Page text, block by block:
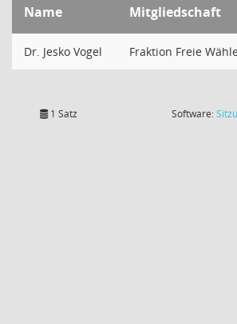
Name Mitgliedschaft
Dr. Jesko Vogel Fraktion Freie
1 Satz Software: